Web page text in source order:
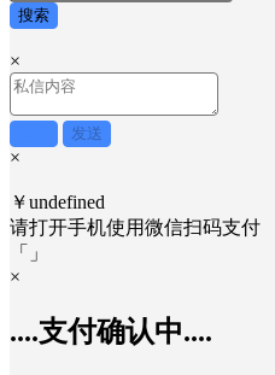
搜索
×
发送
×
￥undefined
请打开手机使用微信扫码支付
「
」
×
....支付确认中....